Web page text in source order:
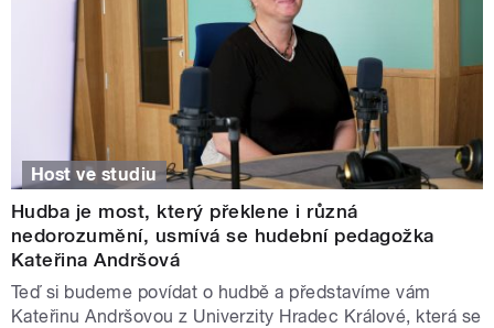
Host ve studiu
Hudba je most, který překlene i různá
nedorozumění, usmívá se hudební pedagožka
Kateřina Andršová
Teď si budeme povídat o hudbě a představíme vám
Kateřinu Andršovou z Univerzity Hradec Králové, která se